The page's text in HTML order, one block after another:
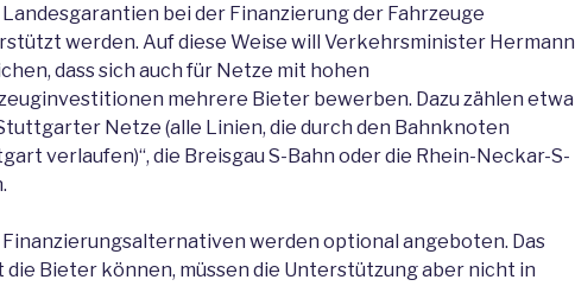
bei der Finanzierung der Fahrzeuge
werden. Auf diese Weise will Verkehrsminister Hermann
dass sich auch für Netze mit hohen
mehrere Bieter bewerben. Dazu zählen etwa
Netze (alle Linien, die durch den Bahnknoten
verlaufen)“, die Breisgau S-Bahn oder die Rhein-Neckar-S-
Finanzierungsalternativen werden optional angeboten. Das
die Bieter können, müssen die Unterstützung aber nicht in